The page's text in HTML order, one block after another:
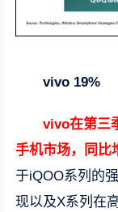
vivo 19%
vivo在第三
手机市场，同比
于iQOO系列的
现以及X系列在